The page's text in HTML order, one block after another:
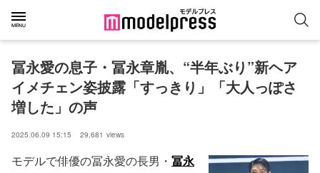
冨永愛の息子・冨永章胤、“半年ぶり”新ヘア
イメチェン姿披露「すっきり」「大人っぽさ
増した」の声
2025.06.09 15:15 29,681 views
モデルで俳優の冨永愛の長男・ 冨永